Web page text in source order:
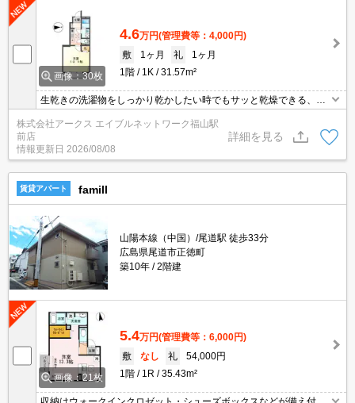
画像：30枚
4.6万円(管理費等：4,000円)
敷
1ヶ月 礼
1ヶ月
1階
1K 31.57m²
生乾きの洗濯物をしっかり乾かしたい時でもサッと乾燥できる、浴
来訪者を確認できるので、トラブルの事前回避にも繋がります。シ
ステムキッチン付きの物件です。エアコン付きなので暑い日も寒い
日も安心して過ごせます。アパートタイプのお部屋です。
株式会社アークス エイブルネットワーク福山駅
前店
情報更新日 2026/08/08
詳細を見る
賃貸アパート famill
山陽本線（中国）/尾道駅 徒歩33分
広島県尾道市正徳町
築10年
2階建
画像：21枚
5.4万円(管理費等：6,000円)
敷
なし 礼
54,000円
1階
1R 35.43m²